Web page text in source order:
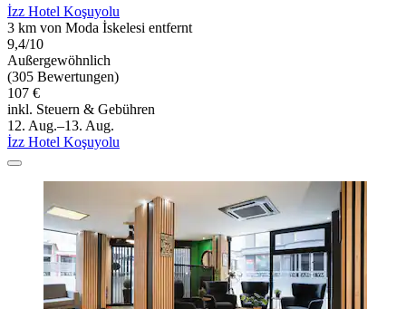
İzz Hotel Koşuyolu
3 km von Moda İskelesi entfernt
9,4/10
Außergewöhnlich
(305 Bewertungen)
107 €
inkl. Steuern & Gebühren
12. Aug.–13. Aug.
İzz Hotel Koşuyolu